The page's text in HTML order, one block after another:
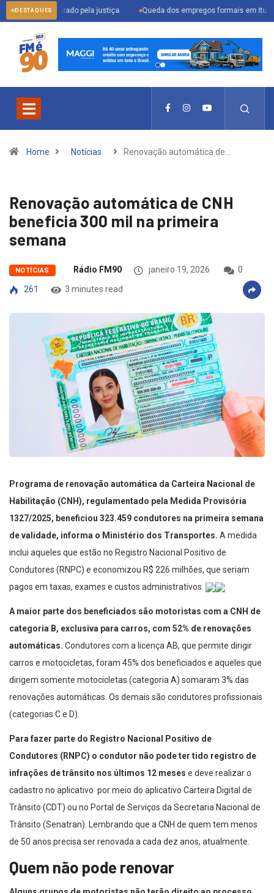
DESTAQUESpela justiça Queda dos empregos formais em Itu reflete
Home Notícias Renovação automática de…
Renovação automática de CNH
beneficia 300 mil na primeira
semana
NOTÍCIAS Rádio FM90 janeiro 19, 2026
0
261
3 minutes read
Programa de renovação automática da Carteira Nacional de
Habilitação (CNH), regulamentado pela Medida Provisória
1327/2025, beneficiou 323.459 condutores na primeira semana
de validade, informa o Ministério dos Transportes. A medida
inclui aqueles que estão no Registro Nacional Positivo de
Condutores (RNPC) e economizou R$ 226 milhões, que seriam
pagos em taxas, exames e custos administrativos.
A maior parte dos beneficiados são motoristas com a CNH de
categoria B, exclusiva para carros, com 52% de renovações
automáticas. Condutores com a licença AB, que permite dirigir
carros e motocicletas, foram 45% dos beneficiados e aqueles que
dirigem somente motocicletas (categoria A) somaram 3% das
renovações automáticas. Os demais são condutores profissionais
(categorias C e D).
Para fazer parte do Registro Nacional Positivo de
Condutores (RNPC) o condutor não pode ter tido registro de
infrações de trânsito nos últimos 12 meses e deve realizar o
cadastro no aplicativo por meio do aplicativo Carteira Digital de
Trânsito (CDT) ou no Portal de Serviços da Secretaria Nacional de
Trânsito (Senatran). Lembrando que a CNH de quem tem menos
de 50 anos precisa ser renovada a cada dez anos, atualmente.
Quem não pode renovar